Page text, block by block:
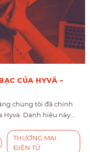
CỦA HYVÄ –
chúng tôi đã chính
Danh hiệu này...
THƯƠNG MẠI
ĐIỆN TỬ